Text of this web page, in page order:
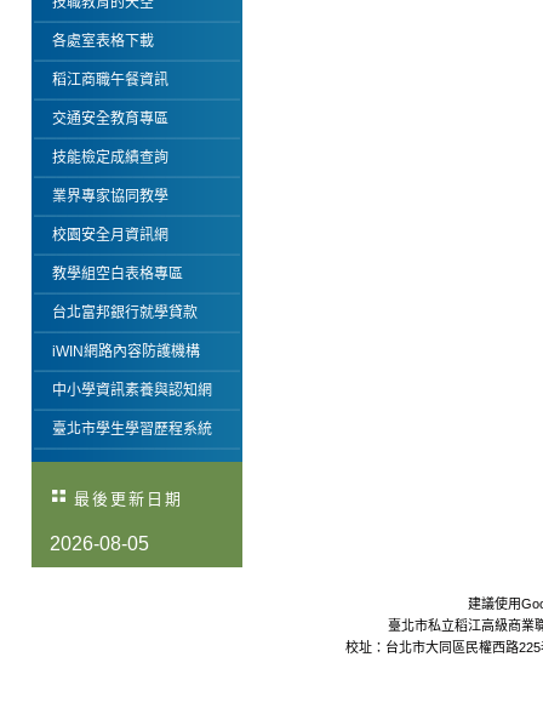
各處室表格下載
稻江商職午餐資訊
交通安全教育專區
技能檢定成績查詢
業界專家協同教學
校園安全月資訊網
教學組空白表格專區
台北富邦銀行就學貸款
iWIN網路內容防護機構
中小學資訊素養與認知網
臺北市學生學習歷程系統
最後更新日期
2026-08-05
建議使用
臺北市私立稻江高級商業
校址：台北市大同區民權西路